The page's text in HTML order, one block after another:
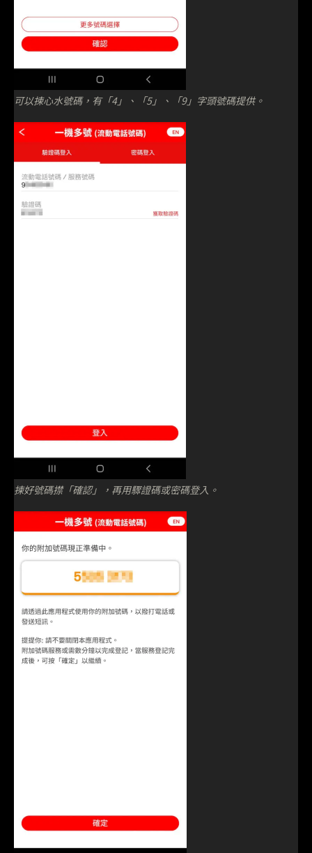
可以揀心水號碼，有「4」、「5」、「9」字頭號碼提供。
揀好號碼㩒「確認」，再用驟證碼或密碼登入。